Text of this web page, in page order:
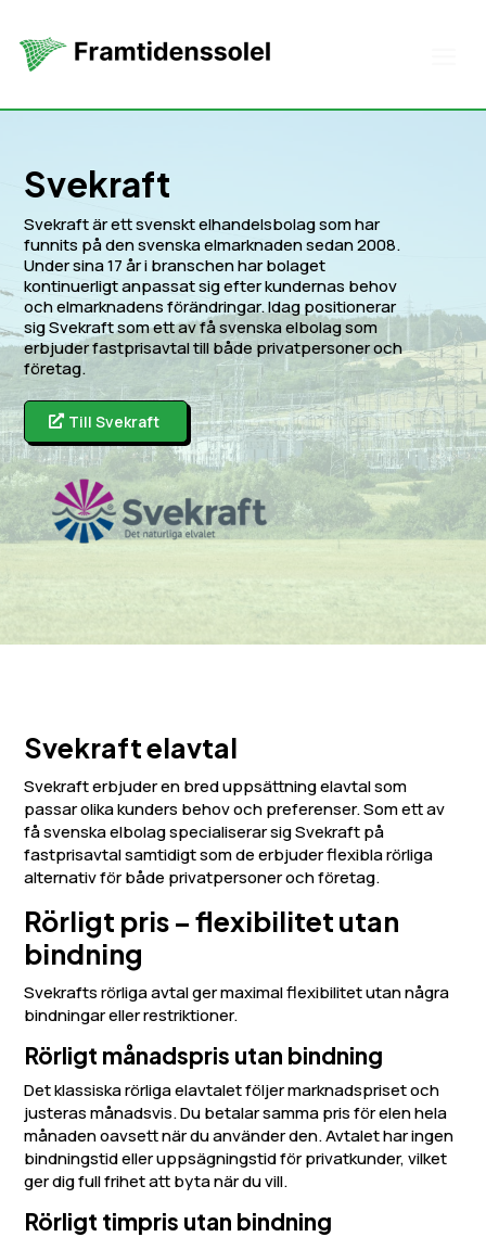
Svekraft
Svekraft är ett svenskt elhandelsbolag som har
funnits på den svenska elmarknaden sedan 2008.
Under sina 17 år i branschen har bolaget
kontinuerligt anpassat sig efter kundernas behov
och elmarknadens förändringar. Idag positionerar
sig Svekraft som ett av få svenska elbolag som
erbjuder fastprisavtal till både privatpersoner och
företag.
Till Svekraft
Svekraft elavtal
Svekraft erbjuder en bred uppsättning elavtal som
passar olika kunders behov och preferenser. Som ett av
få svenska elbolag specialiserar sig Svekraft på
fastprisavtal samtidigt som de erbjuder flexibla rörliga
alternativ för både privatpersoner och företag.
Rörligt pris – flexibilitet utan
bindning
Svekrafts rörliga avtal ger maximal flexibilitet utan några
bindningar eller restriktioner.
Rörligt månadspris utan bindning
Det klassiska rörliga elavtalet följer marknadspriset och
justeras månadsvis. Du betalar samma pris för elen hela
månaden oavsett när du använder den. Avtalet har ingen
bindningstid eller uppsägningstid för privatkunder, vilket
ger dig full frihet att byta när du vill.
Rörligt timpris utan bindning